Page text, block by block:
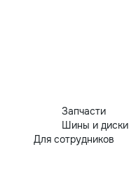
Запчасти
Шины и диски
Для сотрудников